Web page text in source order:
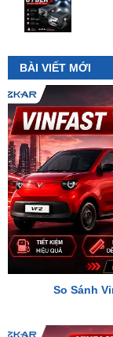
BÀI VIẾT MỚI
So Sánh